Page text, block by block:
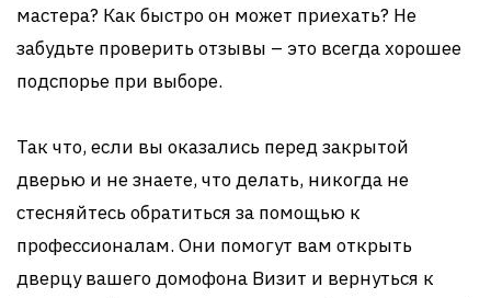
мастера? Как быстро он может приехать? Не
забудьте проверить отзывы – это всегда хорошее
подспорье при выборе.
Так что, если вы оказались перед закрытой
дверью и не знаете, что делать, никогда не
стесняйтесь обратиться за помощью к
профессионалам. Они помогут вам открыть
дверцу вашего домофона Визит и вернуться к